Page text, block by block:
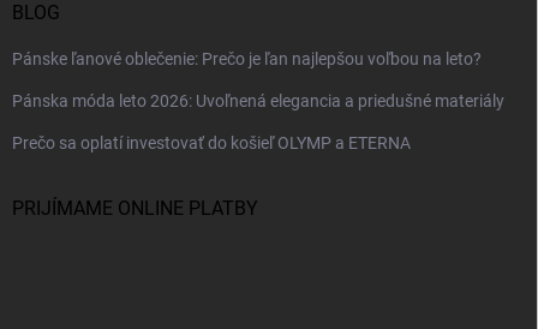
BLOG
Pánske ľanové oblečenie: Prečo je ľan najlepšou voľbou na leto?
Pánska móda leto 2026: Uvoľnená elegancia a priedušné materiály
Prečo sa oplatí investovať do košieľ OLYMP a ETERNA
PRIJÍMAME ONLINE PLATBY